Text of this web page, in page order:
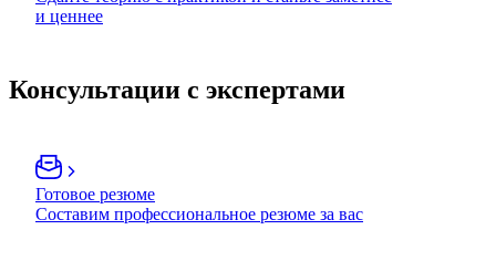
и ценнее
Консультации с экспертами
Готовое резюме
Составим профессиональное резюме за вас